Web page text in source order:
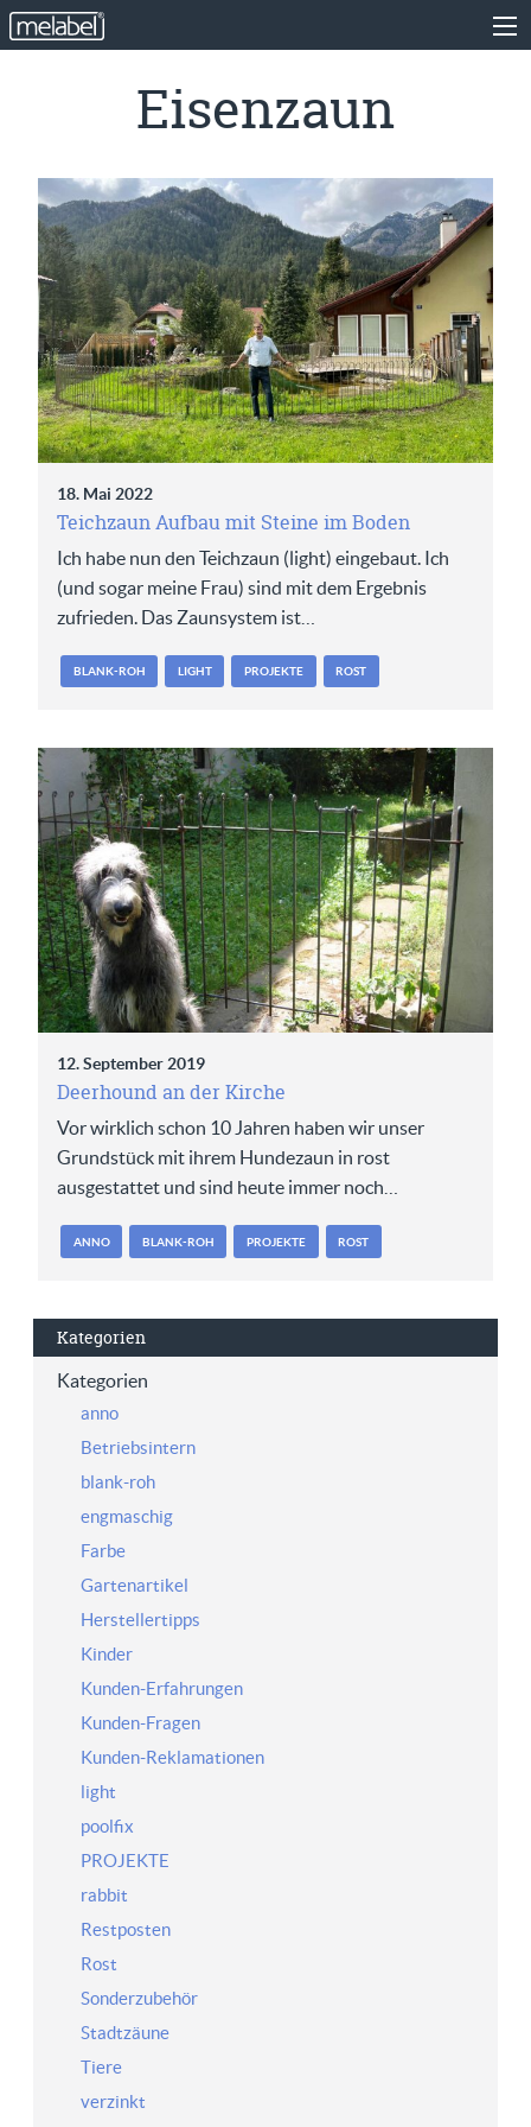
Eisenzaun
18. Mai 2022
Teichzaun Aufbau mit Steine im Boden
Ich habe nun den Teichzaun (light) eingebaut. Ich
(und sogar meine Frau) sind mit dem Ergebnis
zufrieden. Das Zaunsystem ist…
BLANK-ROH LIGHT PROJEKTE ROST
12. September 2019
Deerhound an der Kirche
Vor wirklich schon 10 Jahren haben wir unser
Grundstück mit ihrem Hundezaun in rost
ausgestattet und sind heute immer noch…
ANNO BLANK-ROH PROJEKTE ROST
Kategorien
Kategorien
anno
Betriebsintern
blank-roh
engmaschig
Farbe
Gartenartikel
Herstellertipps
Kinder
Kunden-Erfahrungen
Kunden-Fragen
Kunden-Reklamationen
light
poolfix
PROJEKTE
rabbit
Restposten
Rost
Sonderzubehör
Stadtzäune
Tiere
verzinkt